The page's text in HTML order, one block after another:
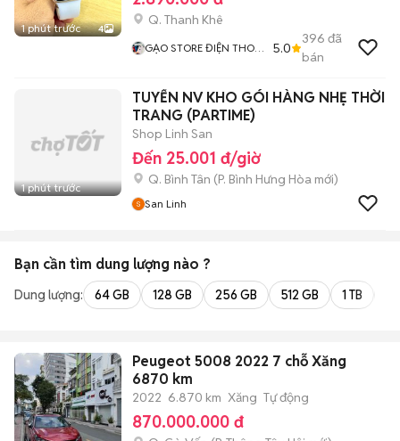
1 phút trước 4
Q. Thanh Khê
GẠO STORE ĐIỆN THOẠI
5.0
396 đã
bán
1 phút trước
TUYỂN NV KHO GÓI HÀNG NHẸ THỜI
TRANG (PARTIME)
Shop Linh San
Đến 25.001 đ/giờ
Q. Bình Tân (P. Bình Hưng Hòa mới)
San Linh
Bạn cần tìm dung lượng nào ?
Dung lượng: 64 GB 128 GB 256 GB 512 GB 1 TB
Peugeot 5008 2022 7 chỗ Xăng
6870 km
2022 6.870 km Xăng Tự động
870.000.000 đ